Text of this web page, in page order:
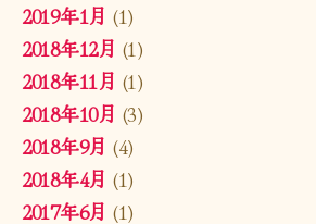
2019年1月 (1)
2018年12月 (1)
2018年11月 (1)
2018年10月 (3)
2018年9月 (4)
2018年4月 (1)
2017年6月 (1)